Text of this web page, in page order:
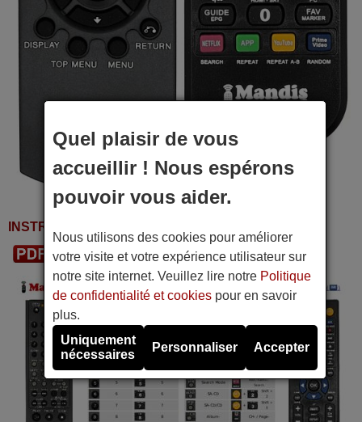
INSTRUCTIONS D'UTILISATION
Télécharger le PDF
Quel plaisir de vous
accueillir ! Nous espérons
pouvoir vous aider.
Nous utilisons des cookies pour améliorer
votre visite et votre expérience utilisateur sur
notre site internet. Veuillez lire notre Politique
de confidentialité et cookiespour en savoir
plus.
Uniquement
nécessaires
Personnaliser Accepter